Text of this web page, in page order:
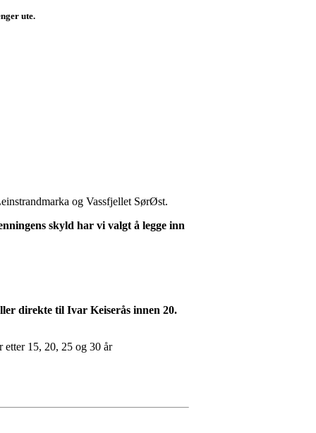
ute.
og Vassfjellet SørØst.
skyld har vi valgt å legge inn
direkte til Ivar Keiserås innen 20.
etter 15, 20, 25 og 30 år